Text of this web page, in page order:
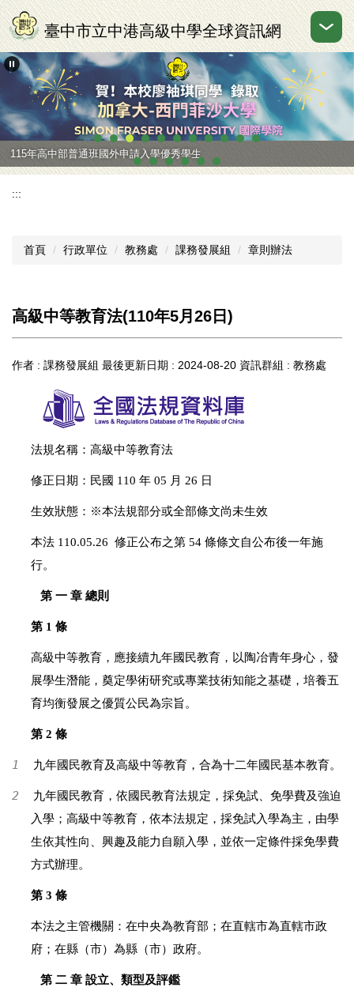
跳
到
主
要
區
臺中市立中港高級中學全球資訊網
115年高中部普通班國外申請入學優秀學生
115年國中部優秀學生，感謝宜寧高中陳彥誌主任指導
:::
首頁 行政單位 教務處 課務發展組 章則辦法
高級中等教育法(110年5月26日)
作者 : 課務發展組 最後更新日期 : 2024-08-20 資訊群組 : 教務處
法規名稱：高級中等教育法
修正日期：民國 110 年 05 月 26 日
生效狀態：※本法規部分或全部條文尚未生效
本法 110.05.26 修正公布之第 54 條條文自公布後一年施
行。
第 一 章 總則
第 1 條
高級中等教育，應接續九年國民教育，以陶冶青年身心，發
展學生潛能，奠定學術研究或專業技術知能之基礎，培養五
育均衡發展之優質公民為宗旨。
第 2 條
1 九年國民教育及高級中等教育，合為十二年國民基本教育。
2 九年國民教育，依國民教育法規定，採免試、免學費及強迫
入學；高級中等教育，依本法規定，採免試入學為主，由學
生依其性向、興趣及能力自願入學，並依一定條件採免學費
方式辦理。
第 3 條
本法之主管機關：在中央為教育部；在直轄市為直轄市政
府；在縣（市）為縣（市）政府。
第 二 章 設立、類型及評鑑